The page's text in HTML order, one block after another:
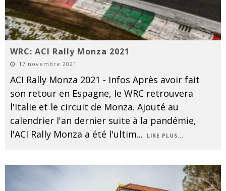
WRC: ACI Rally Monza 2021
17 novembre 2021
ACI Rally Monza 2021 - Infos Après avoir fait
son retour en Espagne, le WRC retrouvera
l'Italie et le circuit de Monza. Ajouté au
calendrier l'an dernier suite à la pandémie,
l'ACI Rally Monza a été l'ultim... LIRE PLUS...